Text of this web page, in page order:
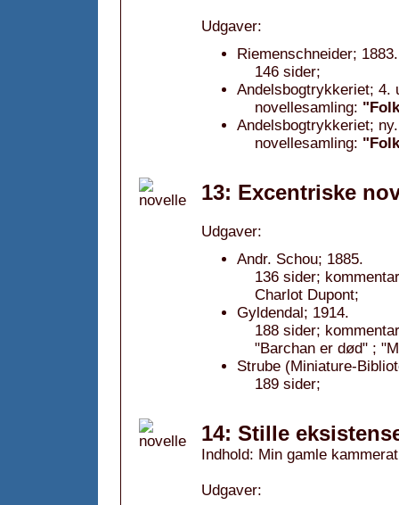
Udgaver:
Riemenschneider; 1883.
146 sider;
Andelsbogtrykkeriet; 4.
novellesamling:
Andelsbogtrykkeriet;
novellesamling:
13: Excentriske
Udgaver:
Andr. Schou; 1885.
136 sider;
Charlot Dupont;
Gyldendal; 1914.
188 sider;
"Barchan er død" ;
Strube (Miniature-
189 sider;
14: Stille
Indhold: Min gamle
Udgaver: